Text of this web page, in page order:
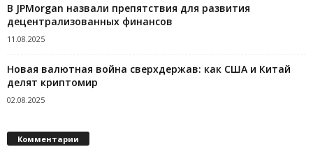
В JPMorgan назвали препятствия для развития
децентрализованных финансов
11.08.2025
Новая валютная война сверхдержав: как США и Китай
делят криптомир
02.08.2025
Комментарии